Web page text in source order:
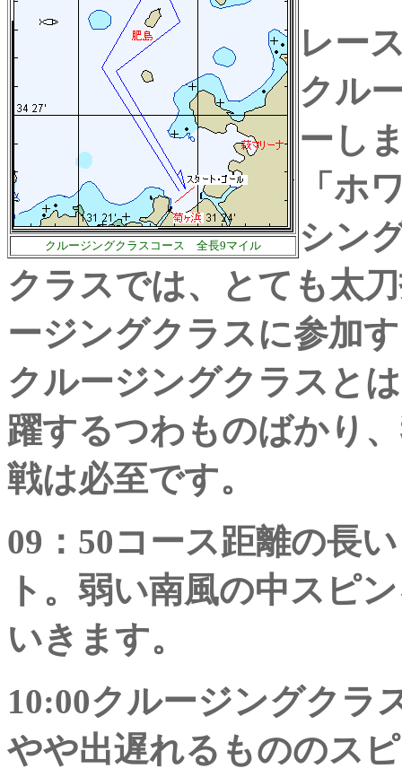
クルージングクラスコース 全長9マイル
レー
クル
ーし
「ホ
シン
クラスでは、とても太
ージングクラスに参加
クルージングクラスと
躍するつわものばかり
戦は必至です。
09：50コース距離の長
ト。弱い南風の中スピ
いきます。
10:00クルージングクラ
やや出遅れるもののス